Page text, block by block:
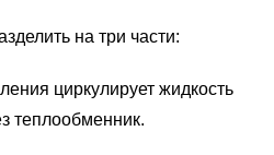
на три части:
циркулирует жидкость
теплообменник.